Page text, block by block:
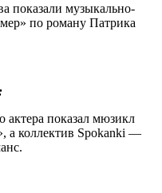
показали музыкально-
по роману Патрика
актера показал мюзикл
а коллектив Spokanki —